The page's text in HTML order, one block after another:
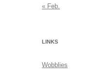
« Feb.
LINKS
Wobblies